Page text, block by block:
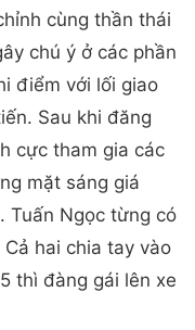
cùng thần thái
chú ý ở các phần
điểm với lối giao
Sau khi đăng
cực tham gia các
mặt sáng giá
Tuấn Ngọc từng có
hai chia tay vào
thì đàng gái lên xe